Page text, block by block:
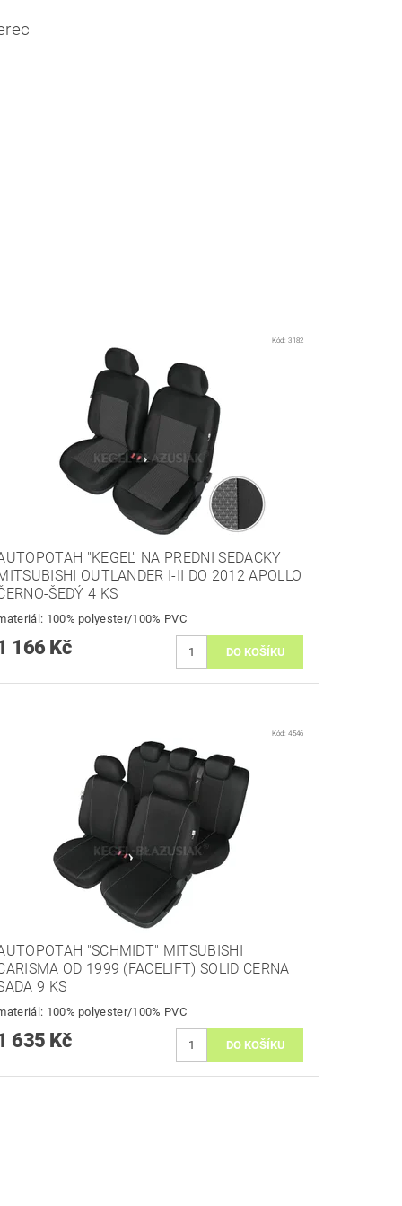
Kód:3182
"KEGEL" NA PREDNI SEDACKY
OUTLANDER I-II DO 2012 APOLLO
ŠEDÝ 4 KS
100% polyester/100% PVC
166 Kč
Kód:4546
"SCHMIDT" MITSUBISHI
OD 1999 (FACELIFT) SOLID CERNA
9 KS
100% polyester/100% PVC
635 Kč